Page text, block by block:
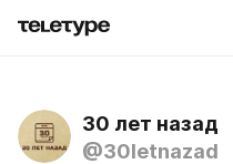
30 лет назад
@30letnazad